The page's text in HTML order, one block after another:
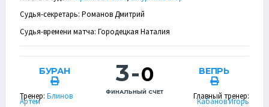
Судья-секретарь: Романов Дмитрий
Судья-времени матча: Городецкая Наталия
БУРАН
Тренер: Блинов
Артем
3-0
ФИНАЛЬНЫЙ СЧЕТ
ВЕПРЬ
Главный тренер:
Кабанов Игорь